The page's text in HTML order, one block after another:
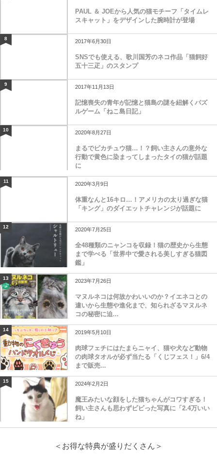
PAUL ＆ JOEから人気の猫モチーフ「タイムレ
スキャット」をデザインした腕時計が登場
8 2017年6月30日
SNSでも使える、歌川国芳のネコ作品「猫飼好
五十三疋」のスタンプ
9 2017年11月13日
記憶喪失の青年が記憶と猫島の謎を紐解くパズ
ルゲーム「ねこ島日記」
10 2020年8月27日
まるでピカチュウ猫…！？飼い主さんの意外な
行動で黄色に染まってしまったタイの猫が話題
に
11 2020年3月9日
体重なんと16キロ…！アメリカの太り過ぎな猫
「キング」のダイエットチャレンジが話題に
12 2020年7月25日
全48種類のニャンコを収録！猫の歴史から生態
まで学べる「世界中で愛される美しすぎる猫図
鑑」
13 2023年7月26日
マヌルネコは何故かわいいのか？イエネコとの
違いから生態や進化まで、知られざるマヌルネ
コの秘密に迫...
14 2019年5月10日
肉球フェチにはたまらニャイ、猫や犬など動物
の肉球タオルが必ず当たる「くじフェス！」6/4
まで販売...
15 2024年2月2日
魔王みたいな顔をした猫ちゃんがコワすぎる！
飼い主さんも思わずビビった写真に「2.4万いい
ね」
＜お得な特典が盛りだくさん＞